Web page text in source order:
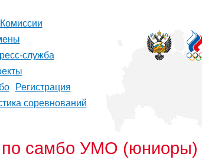
Комиссии
служба
Регистрация
соревнований
по самбо УМО (юниоры)